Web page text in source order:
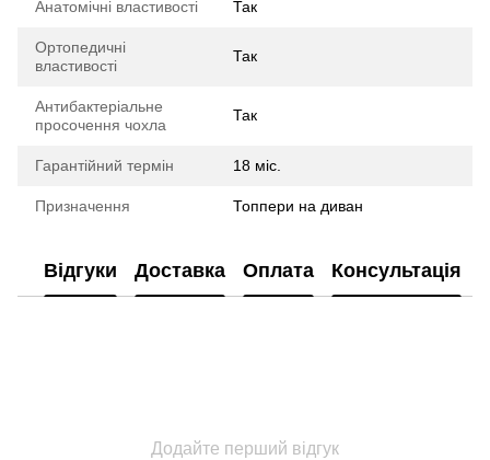
Анатомічні властивості Так
Ортопедичні
властивості
Так
Антибактеріальне
просочення чохла
Так
Гарантійний термін 18 міс.
Призначення Топпери на диван
Відгуки Доставка Оплата Консультація
Додайте перший відгук